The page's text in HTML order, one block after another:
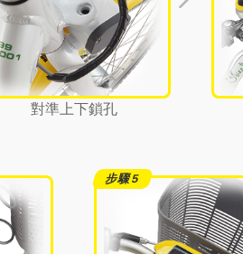
對準上下鎖孔